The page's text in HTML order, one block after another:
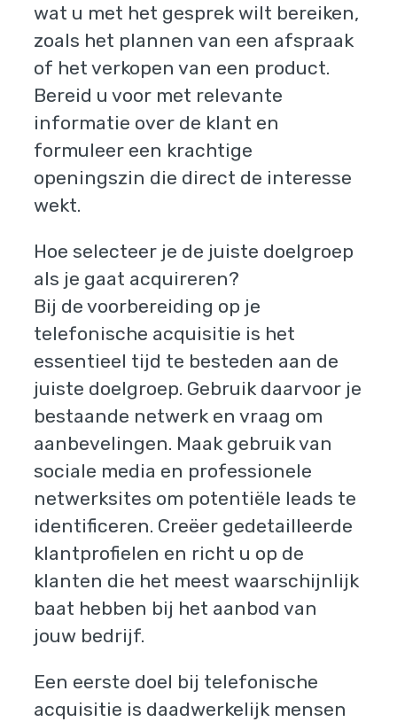
wat u met het gesprek wilt bereiken,
zoals het plannen van een afspraak
of het verkopen van een product.
Bereid u voor met relevante
informatie over de klant en
formuleer een krachtige
openingszin die direct de interesse
wekt.
Hoe selecteer je de juiste doelgroep
als je gaat acquireren?
Bij de voorbereiding op je
telefonische acquisitie is het
essentieel tijd te besteden aan de
juiste doelgroep. Gebruik daarvoor je
bestaande netwerk en vraag om
aanbevelingen. Maak gebruik van
sociale media en professionele
netwerksites om potentiële leads te
identificeren. Creëer gedetailleerde
klantprofielen en richt u op de
klanten die het meest waarschijnlijk
baat hebben bij het aanbod van
jouw bedrijf.
Een eerste doel bij telefonische
acquisitie is daadwerkelijk mensen